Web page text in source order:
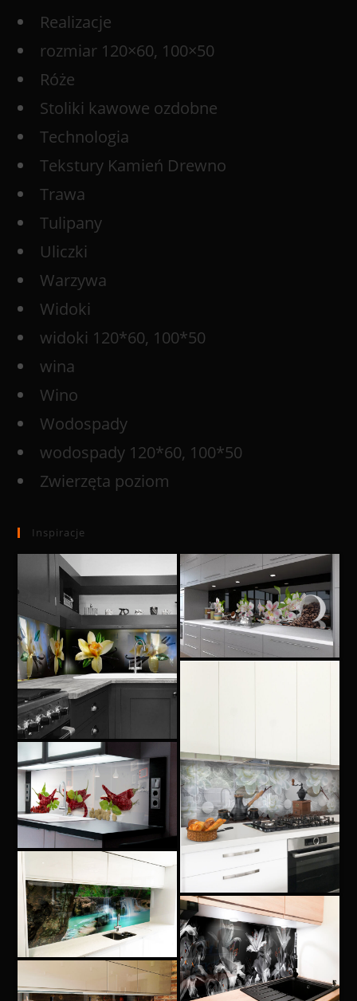
Realizacje
rozmiar 120×60, 100×50
Róże
Stoliki kawowe ozdobne
Technologia
Tekstury Kamień Drewno
Trawa
Tulipany
Uliczki
Warzywa
Widoki
widoki 120*60, 100*50
wina
Wino
Wodospady
wodospady 120*60, 100*50
Zwierzęta poziom
Inspiracje